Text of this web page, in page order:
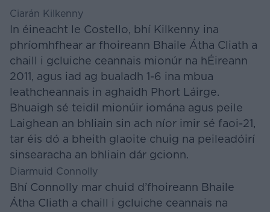
Ciarán Kilkenny
In éineacht le Costello, bhí Kilkenny ina
phríomhfhear ar fhoireann Bhaile Átha Cliath a
chaill i gcluiche ceannais mionúr na hÉireann
2011, agus iad ag bualadh 1-6 ina mbua
leathcheannais in aghaidh Phort Láirge.
Bhuaigh sé teidil mionúir iomána agus peile
Laighean an bhliain sin ach níor imir sé faoi-21,
tar éis dó a bheith glaoite chuig na peileadóirí
sinsearacha an bhliain dár gcionn.
Diarmuid Connolly
Bhí Connolly mar chuid d’fhoireann Bhaile
Átha Cliath a chaill i gcluiche ceannais na